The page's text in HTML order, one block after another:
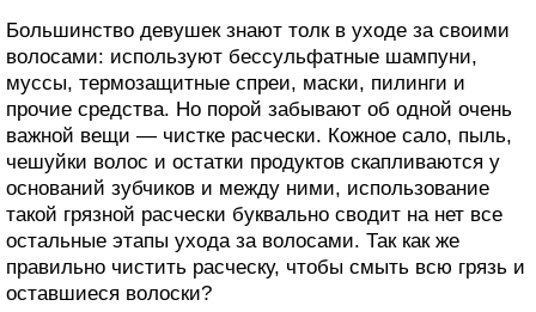
Большинство девушек знают толк в уходе за своими
волосами: используют бессульфатные шампуни,
муссы, термозащитные спреи, маски, пилинги и
прочие средства. Но порой забывают об одной очень
важной вещи — чистке расчески. Кожное сало, пыль,
чешуйки волос и остатки продуктов скапливаются у
оснований зубчиков и между ними, использование
такой грязной расчески буквально сводит на нет все
остальные этапы ухода за волосами. Так как же
правильно чистить расческу, чтобы смыть всю грязь и
оставшиеся волоски?